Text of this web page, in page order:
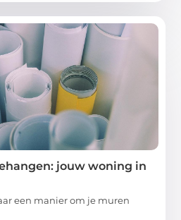
jouw woning in
een manier om je muren